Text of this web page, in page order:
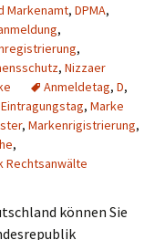
Markenamt, DPMA,
,
,
, Nizzaer
Anmeldetag, D,
Eintragungstag, Marke
, Markenrigistrierung,
,
Rechtsanwälte
können Sie